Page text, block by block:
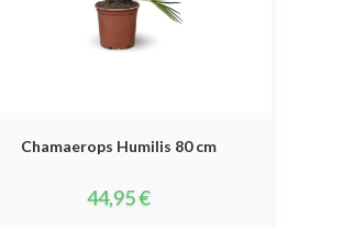
Chamaerops Humilis 80 cm
44,95€